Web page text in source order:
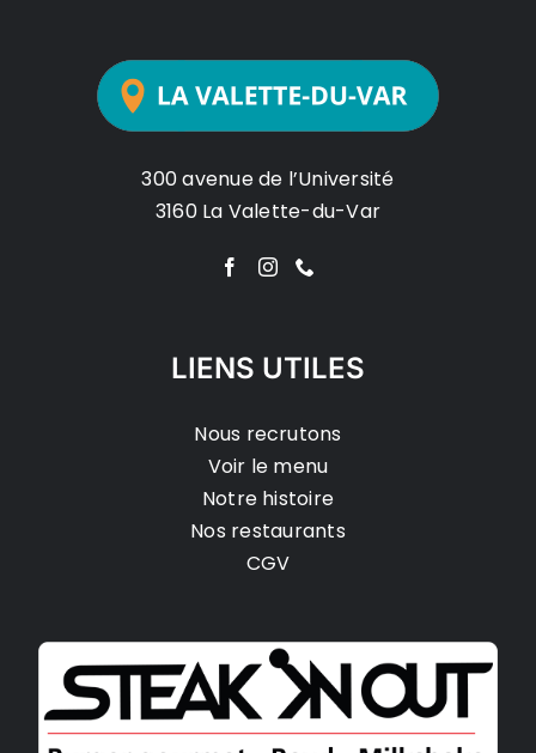
300 avenue de l’Université
3160 La Valette-du-Var
LIENS UTILES
Nous recrutons
Voir le menu
Notre histoire
Nos restaurants
CGV